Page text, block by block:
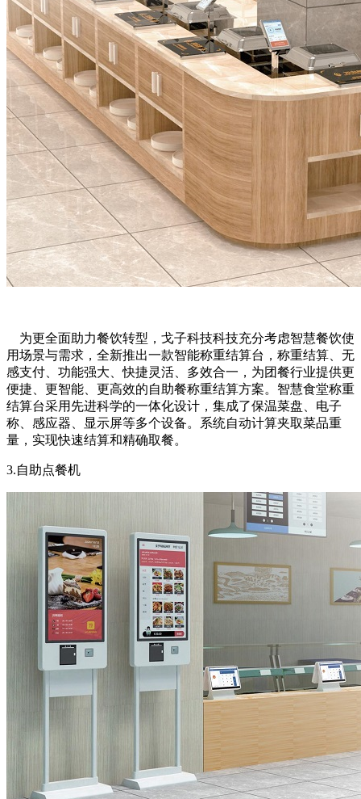
为更全面助力餐饮转型，戈子科技科技充分考虑智慧餐饮使
用场景与需求，全新推出一款智能称重结算台，称重结算、无
感支付、功能强大、快捷灵活、多效合一，为团餐行业提供更
便捷、更智能、更高效的自助餐称重结算方案。智慧食堂称重
结算台采用先进科学的一体化设计，集成了保温菜盘、电子
称、感应器、显示屏等多个设备。系统自动计算夹取菜品重
量，实现快速结算和精确取餐。
3.自助点餐机